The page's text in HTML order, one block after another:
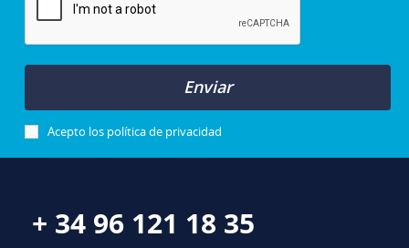
Enviar
Acepto los política de privacidad
+ 34 96 121 18 35